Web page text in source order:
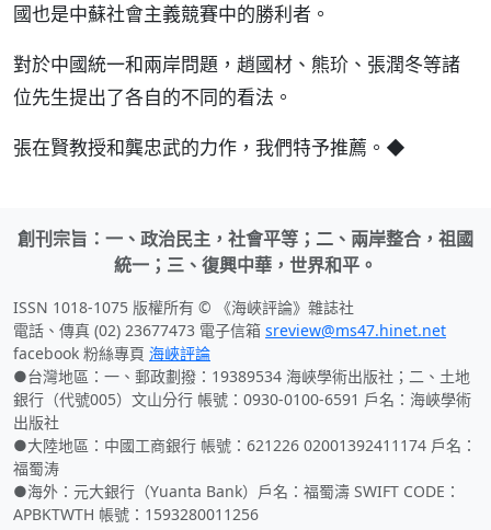
國也是中蘇社會主義競賽中的勝利者。
對於中國統一和兩岸問題，趙國材、熊玠、張潤冬等諸
位先生提出了各自的不同的看法。
張在賢教授和龔忠武的力作，我們特予推薦。◆
創刊宗旨：一、政治民主，社會平等；二、兩岸整合，祖國
統一；三、復興中華，世界和平。
ISSN 1018-1075 版權所有 © 《海峽評論》雜誌社
電話、傳真 (02) 23677473 電子信箱 sreview@ms47.hinet.net
facebook 粉絲專頁 海峽評論
●台灣地區：一、郵政劃撥：19389534 海峽學術出版社；二、土地
銀行（代號005）文山分行 帳號：0930-0100-6591 戶名：海峽學術
出版社
●大陸地區：中國工商銀行 帳號：621226 02001392411174 戶名：
福蜀涛
●海外：元大銀行（Yuanta Bank）戶名：福蜀濤 SWIFT CODE：
APBKTWTH 帳號：1593280011256